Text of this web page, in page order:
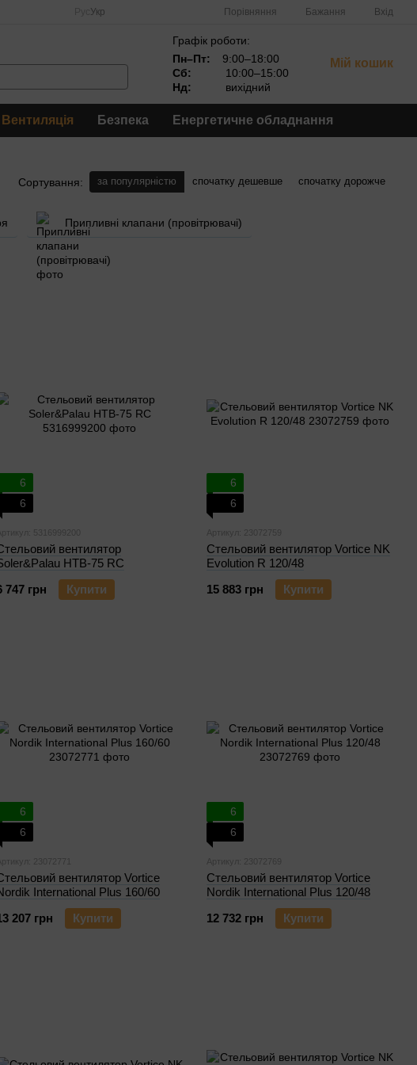
Укр Порівняння Бажання Вхід
Графік роботи:
Пн–Пт:
9:00–18:00
Сб:
10:00–15:00
Нд:
вихідний
Мій кошик
Вентиляція Безпека Енергетичне обладнання
Сортування: за популярністю спочатку дешевше спочатку дорожче
Припливні клапани (провітрювачі)
6
6
5316999200
вентилятор
HTB-75 RC
747 грн
Купити
6
6
Артикул: 23072759
Стельовий вентилятор Vortice NK
Evolution R 120/48
15 883 грн
Купити
6
6
23072771
вентилятор Vortice
International Plus 160/60
207 грн
Купити
6
6
Артикул: 23072769
Стельовий вентилятор Vortice
Nordik International Plus 120/48
12 732 грн
Купити